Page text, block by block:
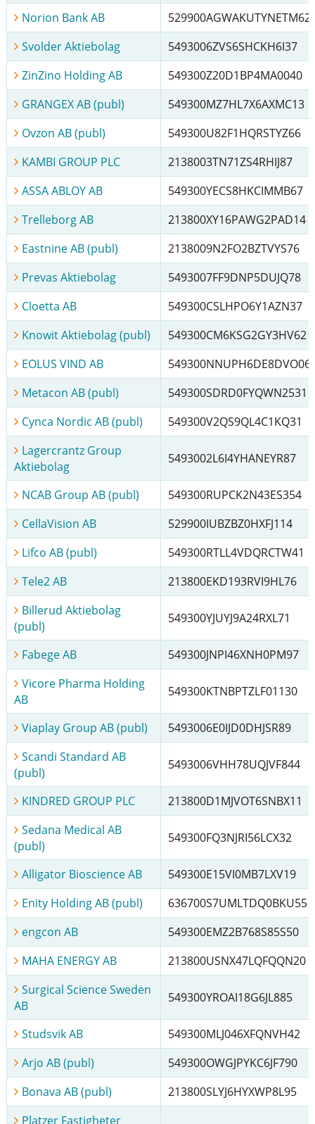
Norion Bank AB
529900AGWAKUTYNETM62
Svolder Aktiebolag
5493006ZVS6SHCKH6I37
ZinZino Holding AB
549300Z20D1BP4MA0040
GRANGEX AB (publ)
549300MZ7HL7X6AXMC13
Ovzon AB (publ)
549300U82F1HQRSTYZ66
KAMBI GROUP PLC
2138003TN71ZS4RHIJ87
ASSA ABLOY AB
549300YECS8HKCIMMB67
Trelleborg AB
213800XY16PAWG2PAD14
Eastnine AB (publ)
2138009N2FO2BZTVYS76
Prevas Aktiebolag
5493007FF9DNP5DUJQ78
Cloetta AB
549300CSLHPO6Y1AZN37
Knowit Aktiebolag (publ)
549300CM6KSG2GY3HV62
EOLUS VIND AB
549300NNUPH6DE8DVO06
Metacon AB (publ)
549300SDRD0FYQWN2531
Cynca Nordic AB (publ)
549300V2QS9QL4C1KQ31
Lagercrantz Group
Aktiebolag
5493002L6I4YHANEYR87
NCAB Group AB (publ)
549300RUPCK2N43ES354
CellaVision AB
529900IUBZBZ0HXFJ114
Lifco AB (publ)
549300RTLL4VDQRCTW41
Tele2 AB
213800EKD193RVI9HL76
Billerud Aktiebolag
(publ)
549300YJUYJ9A24RXL71
Fabege AB
549300JNPI46XNH0PM97
Vicore Pharma Holding
AB
549300KTNBPTZLF01130
Viaplay Group AB (publ)
5493006E0IJD0DHJSR89
Scandi Standard AB
(publ)
5493006VHH78UQJVF844
KINDRED GROUP PLC
213800D1MJVOT6SNBX11
Sedana Medical AB
(publ)
549300FQ3NJRI56LCX32
Alligator Bioscience AB
549300E15VI0MB7LXV19
Enity Holding AB (publ)
636700S7UMLTDQ0BKU55
engcon AB
549300EMZ2B768S85S50
MAHA ENERGY AB
213800USNX47LQFQQN20
Surgical Science Sweden
AB
549300YROAI18G6JL885
Studsvik AB
549300MLJ046XFQNVH42
Arjo AB (publ)
549300OWGJPYKC6JF790
Bonava AB (publ)
213800SLYJ6HYXWP8L95
Platzer Fastigheter